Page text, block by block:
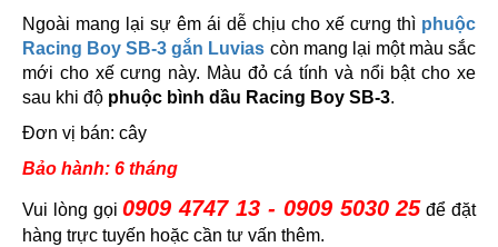
Ngoài mang lại sự êm ái dễ chịu cho xế cưng thì phuộc
Racing Boy SB-3 gắn Luvias còn mang lại một màu sắc
mới cho xế cưng này. Màu đỏ cá tính và nổi bật cho xe
sau khi độ phuộc bình dầu Racing Boy SB-3.
Đơn vị bán: cây
Bảo hành: 6 tháng
Vui lòng gọi0909 4747 13 - 0909 5030 25 để đặt
hàng trực tuyến hoặc cần tư vấn thêm.